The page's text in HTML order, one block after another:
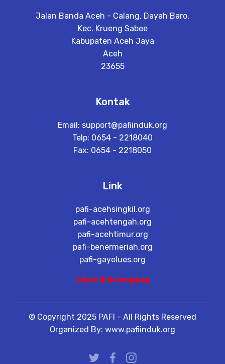
Jalan Banda Aceh - Calang, Dayah Baro,
Kec. Krueng Sabee
Kabupaten Aceh Jaya
Aceh
23655
Kontak
Email: support@pafiinduk.org
Telp: 0654 - 2218040
Fax: 0654 - 2218050
Link
pafi-acehsingkil.org
pafi-acehtengah.org
pafi-acehtimur.org
pafi-benermeriah.org
pafi-gayolues.org
Lihat link lengkap
© Copyright 2025 PAFI - All Rights Reserved
Organized By: www.pafiinduk.org